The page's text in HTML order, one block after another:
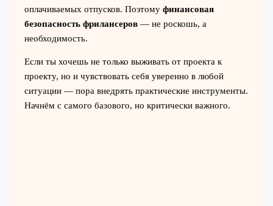
оплачиваемых отпусков. Поэтому финансовая
безопасность фрилансеров— не роскошь, а
необходимость.
Если ты хочешь не только выживать от проекта к
проекту, но и чувствовать себя уверенно в любой
ситуации — пора внедрять практические инструменты.
Начнём с самого базового, но критически важного.